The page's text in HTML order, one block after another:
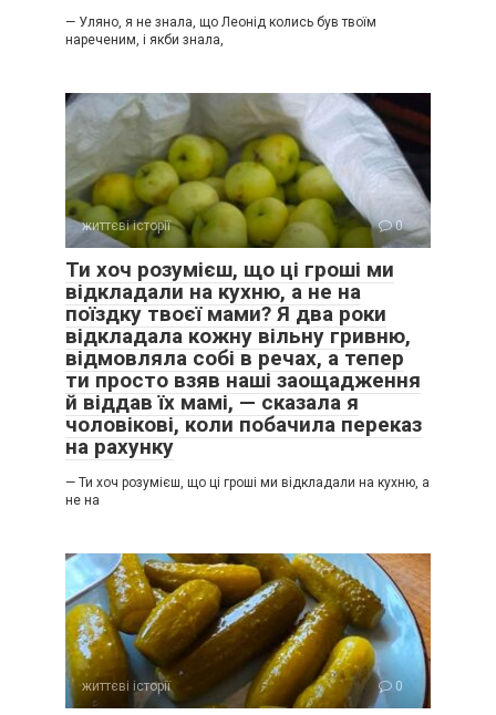
— Уляно, я не знала, що Леонід колись був твоїм
нареченим, і якби знала,
життєві історії 0
Ти хоч розумієш, що ці гроші ми
відкладали на кухню, а не на
поїздку твоєї мами? Я два роки
відкладала кожну вільну гривню,
відмовляла собі в речах, а тепер
ти просто взяв наші заощадження
й віддав їх мамі, — сказала я
чоловікові, коли побачила переказ
на рахунку
— Ти хоч розумієш, що ці гроші ми відкладали на кухню, а
не на
життєві історії 0